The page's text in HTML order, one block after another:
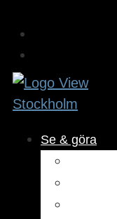
Se & göra